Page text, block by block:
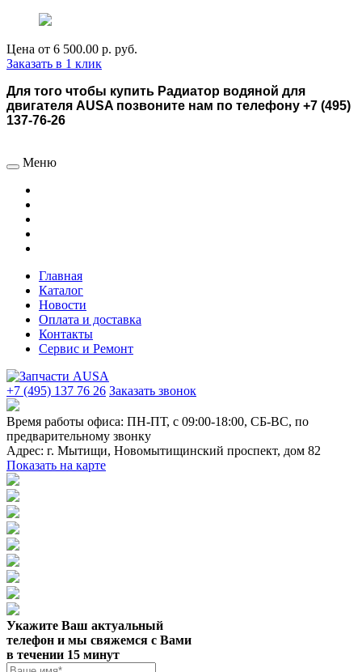
Цена от 6 500.00 р. руб.
Заказать в 1 клик
Для того чтобы купить Радиатор водяной для
двигателя AUSA позвоните нам по телефону +7 (495)
137-76-26
Меню
Главная
Каталог
Новости
Оплата и доставка
Контакты
Сервис и Ремонт
+7 (495) 137 76 26 Заказать звонок
Время работы офиса: ПН-ПТ, с 09:00-18:00, СБ-ВС, по
предварительному звонку
Адрес: г. Мытищи, Новомытищинский проспект, дом 82
Показать на карте
Укажите Ваш актуальный
телефон и мы свяжемся с Вами
в течении 15 минут